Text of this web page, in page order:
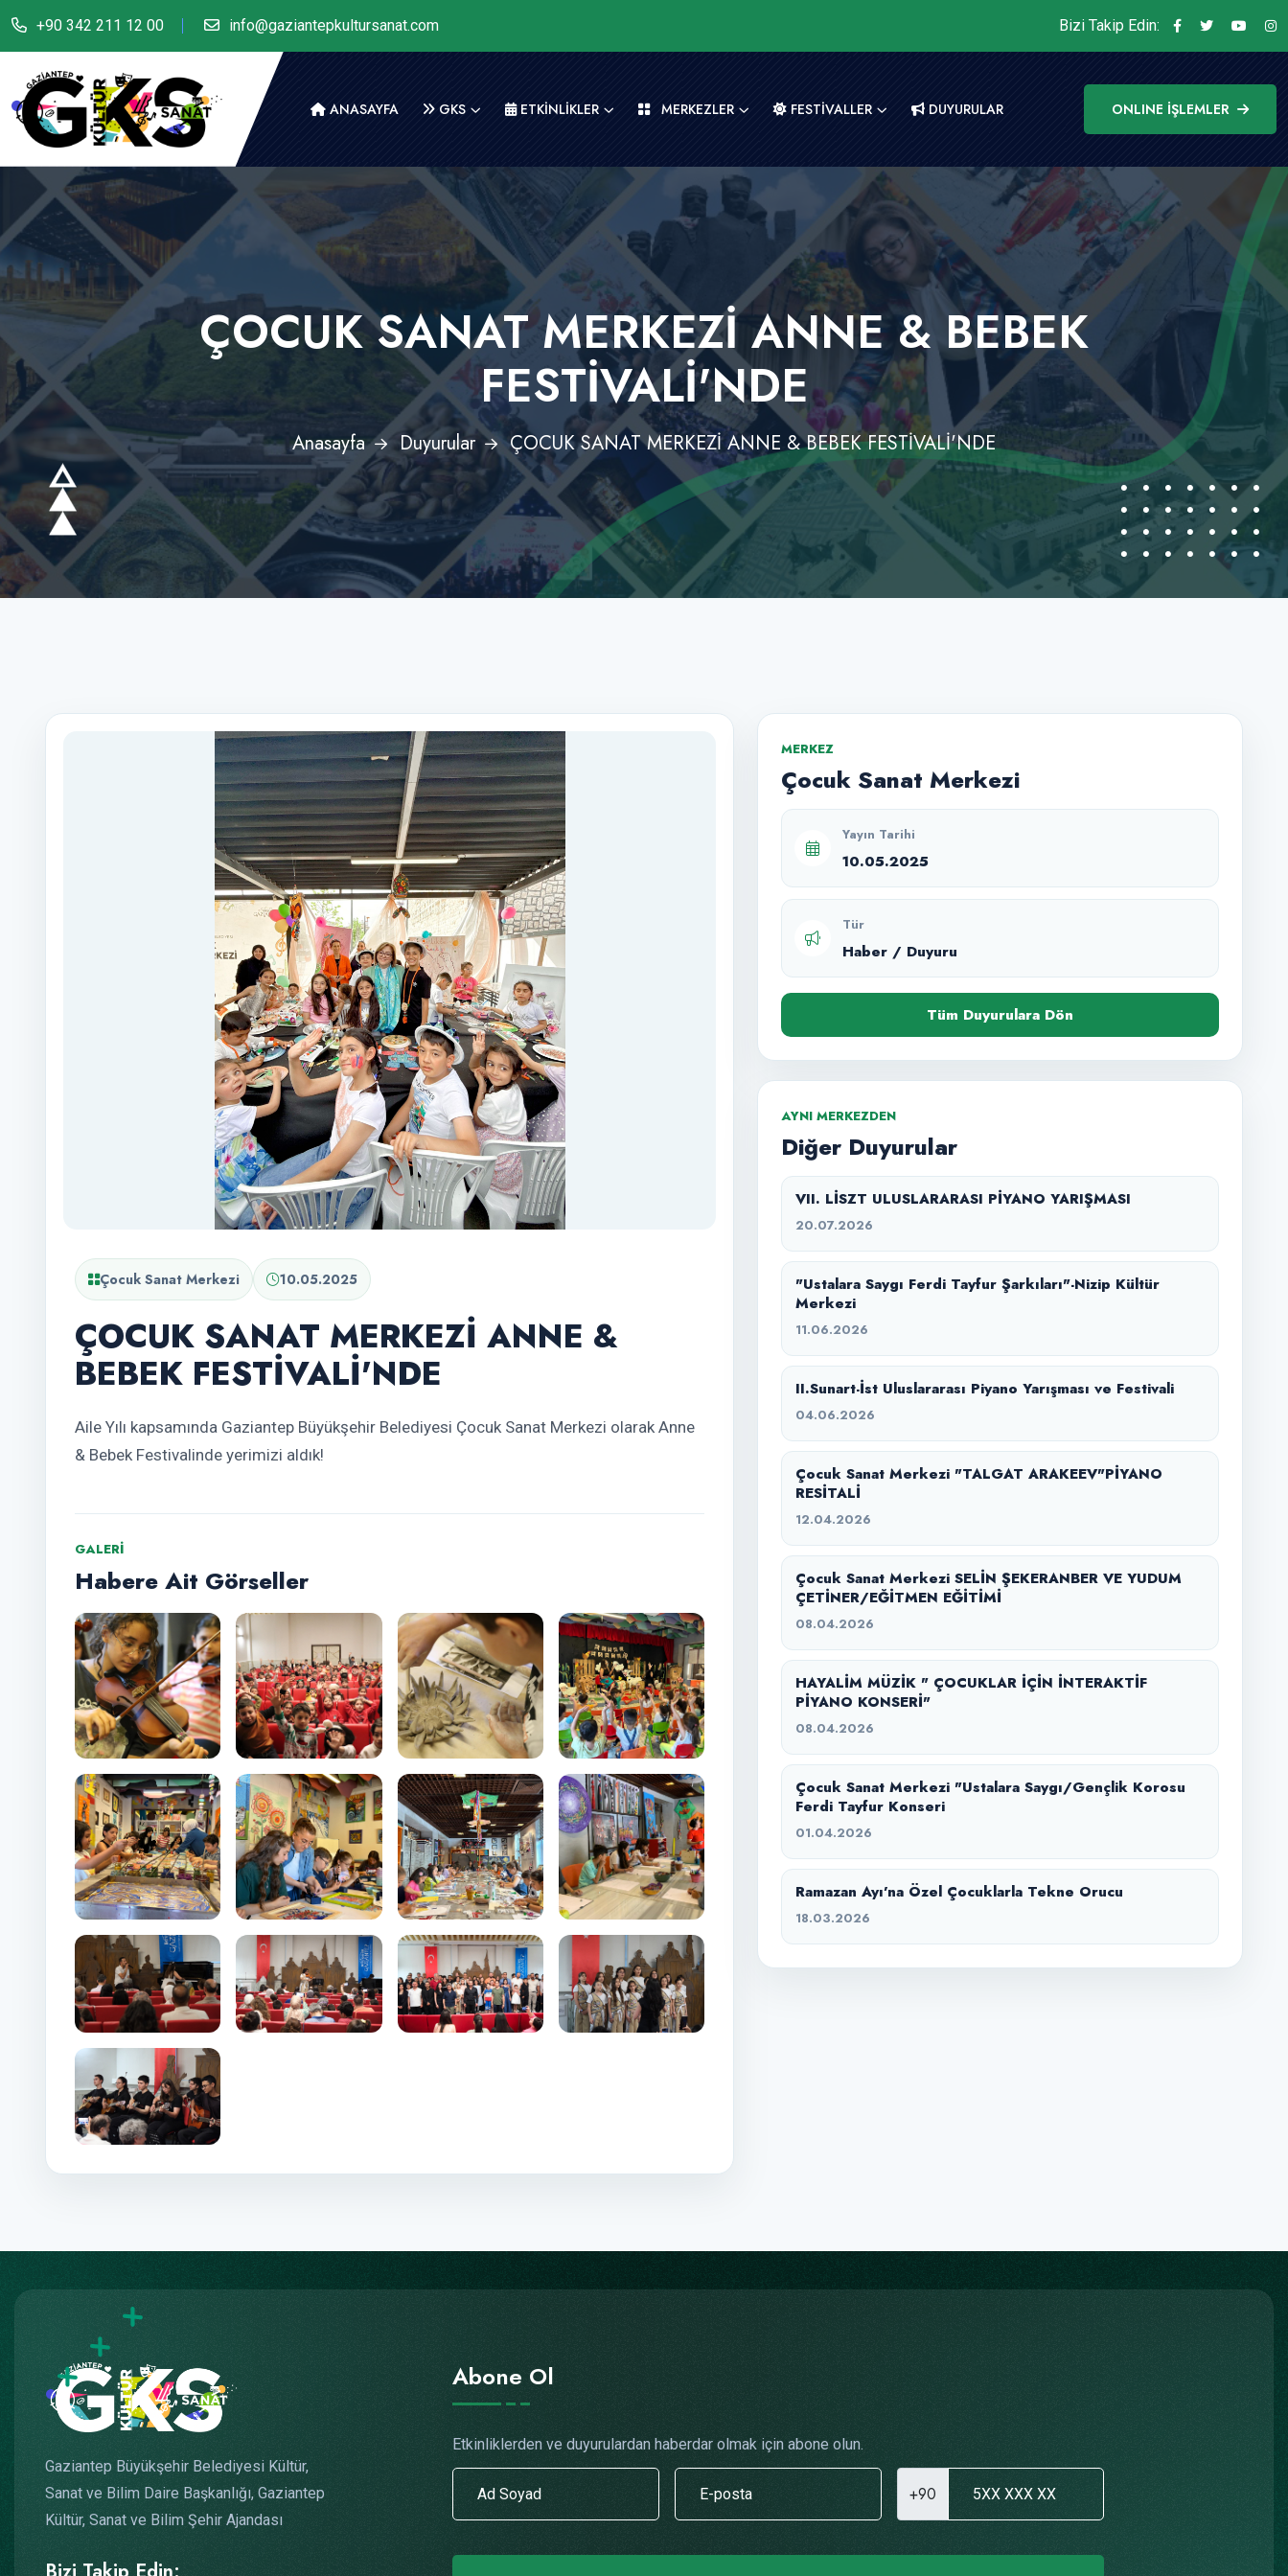
+90 342 211 12 00 info@gaziantepkultursanat.com Bizi Takip Edin:
ANASAYFA GKS ETKİNLİKLER MERKEZLER FESTİVALLER DUYURULAR ONLINE İŞLEMLER
ÇOCUK SANAT MERKEZİ ANNE & BEBEK
FESTİVALİ'NDE
Anasayfa Duyurular ÇOCUK SANAT MERKEZİ ANNE & BEBEK FESTİVALİ'NDE
Çocuk Sanat Merkezi 10.05.2025
ÇOCUK SANAT MERKEZİ ANNE &
BEBEK FESTİVALİ'NDE
Aile Yılı kapsamında Gaziantep Büyükşehir Belediyesi Çocuk Sanat Merkezi olarak Anne
& Bebek Festivalinde yerimizi aldık!
GALERI
Habere Ait Görseller
MERKEZ
Çocuk Sanat Merkezi
Yayın Tarihi
10.05.2025
Tür
Haber / Duyuru
Tüm Duyurulara Dön
AYNI MERKEZDEN
Diğer Duyurular
VII. LİSZT ULUSLARARASI PİYANO YARIŞMASI
20.07.2026
"Ustalara Saygı Ferdi Tayfur Şarkıları"-Nizip Kültür
Merkezi
11.06.2026
II.Sunart-İst Uluslararası Piyano Yarışması ve Festivali
04.06.2026
Çocuk Sanat Merkezi "TALGAT ARAKEEV"PİYANO
RESİTALİ
12.04.2026
Çocuk Sanat Merkezi SELİN ŞEKERANBER VE YUDUM
ÇETİNER/EĞİTMEN EĞİTİMİ
08.04.2026
HAYALİM MÜZİK " ÇOCUKLAR İÇİN İNTERAKTİF
PİYANO KONSERİ"
08.04.2026
Çocuk Sanat Merkezi "Ustalara Saygı/Gençlik Korosu
Ferdi Tayfur Konseri
01.04.2026
Ramazan Ayı’na Özel Çocuklarla Tekne Orucu
18.03.2026
Gaziantep Büyükşehir Belediyesi Kültür,
Sanat ve Bilim Daire Başkanlığı, Gaziantep
Kültür, Sanat ve Bilim Şehir Ajandası
Abone Ol
Etkinliklerden ve duyurulardan haberdar olmak için abone olun.
+90